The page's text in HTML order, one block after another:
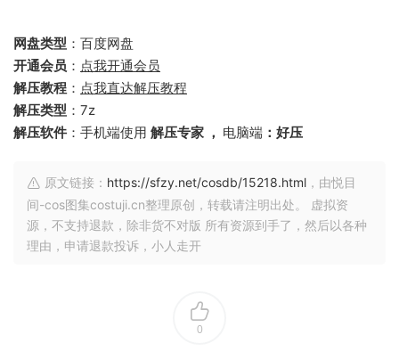
网盘类型 ：百度网盘
开通会员 ： 点我开通会员
解压教程 ： 点我直达解压教程
解压类型 ：7z
解压软件 ：手机端使用 解压专家 ， 电脑端 ：好压
原文链接： https://sfzy.net/cosdb/15218.html ，由悦目
间-cos图集costuji.cn整理原创，转载请注明出处。 虚拟资
源，不支持退款，除非货不对版 所有资源到手了，然后以各种
理由，申请退款投诉，小人走开
0